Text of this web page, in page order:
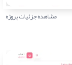
مشاهده جزئیات پروژه